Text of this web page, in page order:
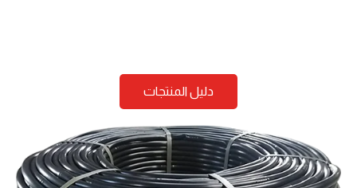
دليل المنتجات